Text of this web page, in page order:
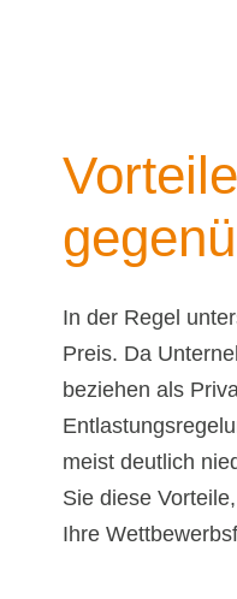
In der Regel
Preis. Da
beziehen als
meist deutlich
Sie diese
Ihre